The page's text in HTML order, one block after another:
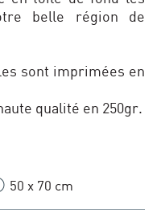
belle région de
sont imprimées en
qualité en 250gr.
50 x 70 cm